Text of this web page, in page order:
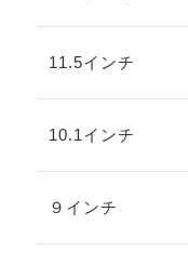
11.5インチ
10.1インチ
９インチ